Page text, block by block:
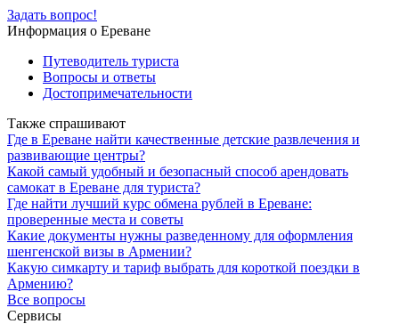
Задать вопрос!
Информация о Ереване
Путеводитель туриста
Вопросы и ответы
Достопримечательности
Также спрашивают
Где в Ереване найти качественные детские развлечения и
развивающие центры?
Какой самый удобный и безопасный способ арендовать
самокат в Ереване для туриста?
Где найти лучший курс обмена рублей в Ереване:
проверенные места и советы
Какие документы нужны разведенному для оформления
шенгенской визы в Армении?
Какую симкарту и тариф выбрать для короткой поездки в
Армению?
Все вопросы
Сервисы